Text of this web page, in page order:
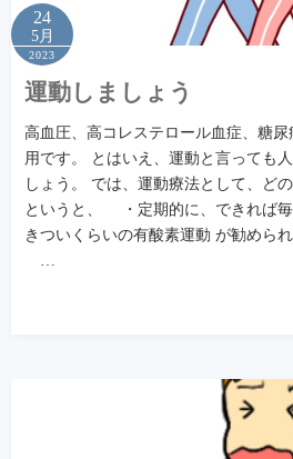
24
5月
2023
運動しましょう
高血圧、高コレステロール血症、糖
用です。 とはいえ、運動と言っても
しょう。 では、運動療法として、ど
というと、 ・定期的に、できれ
きついくらいの有酸素運動 が勧めら
…